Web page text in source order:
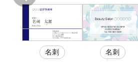
名刺 名刺